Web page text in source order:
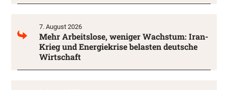
7. August 2026
Mehr Arbeitslose, weniger Wachstum: Iran-
Krieg und Energiekrise belasten deutsche
Wirtschaft